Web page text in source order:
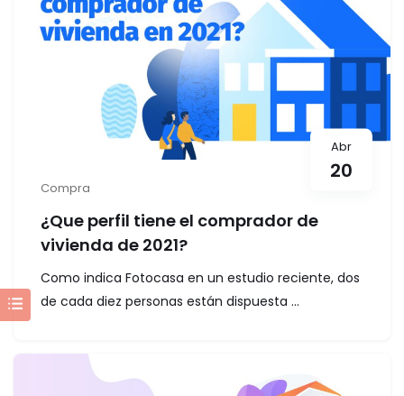
Abr
20
Compra
¿Que perfil tiene el comprador de
vivienda de 2021?
Como indica Fotocasa en un estudio reciente, dos
de cada diez personas están dispuesta ...